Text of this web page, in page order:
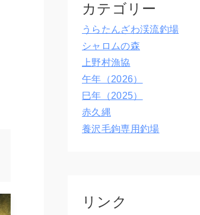
カテゴリー
うらたんざわ渓流釣場
シャロムの森
上野村漁協
午年（2026）
巳年（2025）
赤久縄
養沢毛鉤専用釣場
リンク